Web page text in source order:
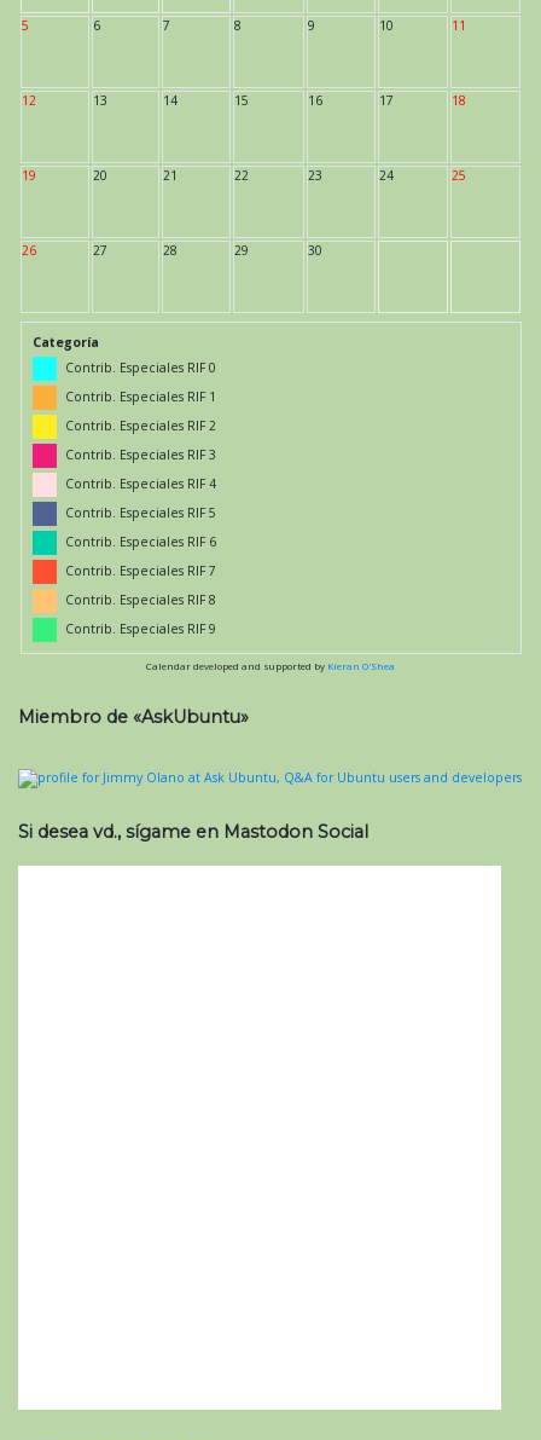
5 6 7 8 9 10 11
12 13 14 15 16 17 18
19 20 21 22 23 24 25
26 27 28 29 30
Categoría
Contrib. Especiales RIF 0
Contrib. Especiales RIF 1
Contrib. Especiales RIF 2
Contrib. Especiales RIF 3
Contrib. Especiales RIF 4
Contrib. Especiales RIF 5
Contrib. Especiales RIF 6
Contrib. Especiales RIF 7
Contrib. Especiales RIF 8
Contrib. Especiales RIF 9
Calendar developed and supported by Kieran O'Shea
Miembro de «AskUbuntu»
Si desea vd., sígame en Mastodon Social